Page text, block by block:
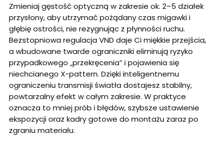
Zmieniaj gęstość optyczną w zakresie ok. 2–5 działek
przysłony, aby utrzymać pożądany czas migawki i
głębię ostrości, nie rezygnując z płynności ruchu.
Bezstopniowa regulacja VND daje Ci miękkie przejścia,
a wbudowane twarde ograniczniki eliminują ryzyko
przypadkowego „przekręcenia” i pojawienia się
niechcianego X-pattern. Dzięki inteligentnemu
ograniczeniu transmisji światła dostajesz stabilny,
powtarzalny efekt w całym zakresie. W praktyce
oznacza to mniej prób i błędów, szybsze ustawienie
ekspozycji oraz kadry gotowe do montażu zaraz po
zgraniu materiału.